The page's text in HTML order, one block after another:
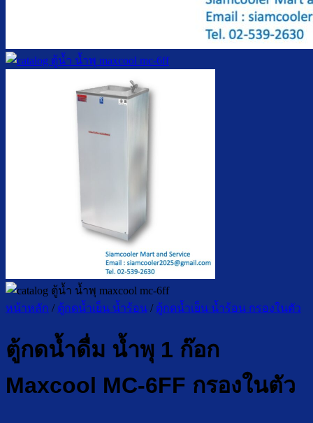
หน้าหลัก / ตู้กดน้ำเย็น น้ำร้อน / ตู้กดน้ำเย็น น้ำร้อน กรองในตัว
ตู้กดน้ำดื่ม น้ำพุ 1 ก๊อก
Maxcool MC-6FF กรองในตัว